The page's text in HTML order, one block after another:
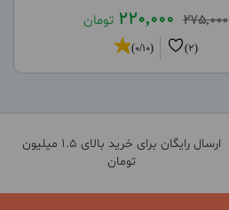
275,000
220,000 تومان
(2)
(0/10)
ارسال رایگان برای خرید بالای 1.5 میلیون
تومان